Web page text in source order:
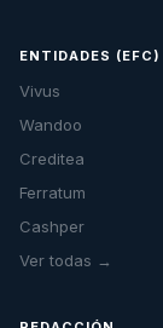
ENTIDADES (EFC)
Vivus
Wandoo
Creditea
Ferratum
Cashper
Ver todas →